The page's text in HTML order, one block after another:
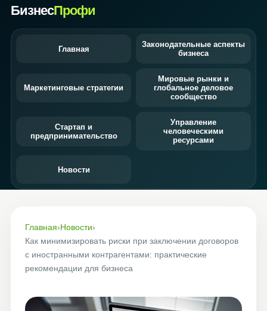
БизнесПрофи
Главная
Законодательные аспекты
бизнеса
Маркетинговые стратегии
Мировые рынки и
глобальное деловое
сообщество
Стартап и
предпринимательство
Управление
человеческими
ресурсами
Новости
Главная›Новости›
Как минимизировать риски при заключении договоров
с иностранными контрагентами: практические
рекомендации для бизнеса